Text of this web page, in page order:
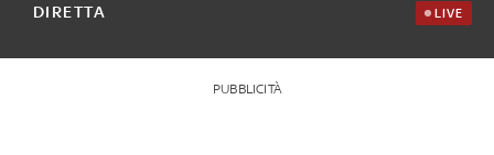
DIRETTA LIVE
PUBBLICITÀ